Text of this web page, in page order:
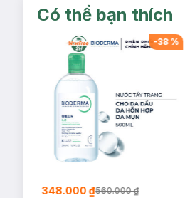
Có thể bạn thích
-38%
348.000 ₫560.000 ₫